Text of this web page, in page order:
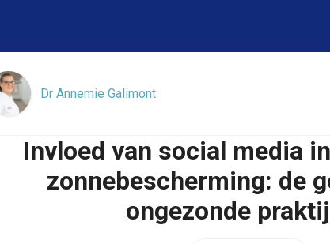
Dr Annemie Galimont
Invloed van social media
zonnebescherming: de
ongezonde